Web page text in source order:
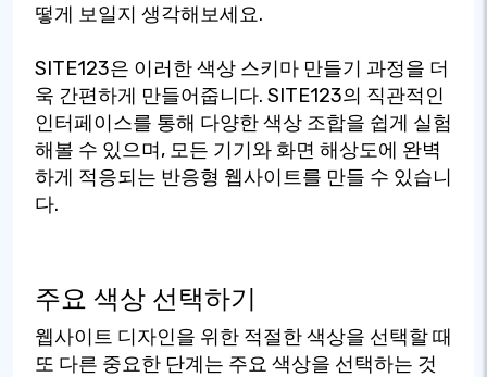
떻게 보일지 생각해보세요.
SITE123은 이러한 색상 스키마 만들기 과정을 더
욱 간편하게 만들어줍니다. SITE123의 직관적인
인터페이스를 통해 다양한 색상 조합을 쉽게 실험
해볼 수 있으며, 모든 기기와 화면 해상도에 완벽
하게 적응되는 반응형 웹사이트를 만들 수 있습니
다.
주요 색상 선택하기
웹사이트 디자인을 위한 적절한 색상을 선택할 때
또 다른 중요한 단계는 주요 색상을 선택하는 것